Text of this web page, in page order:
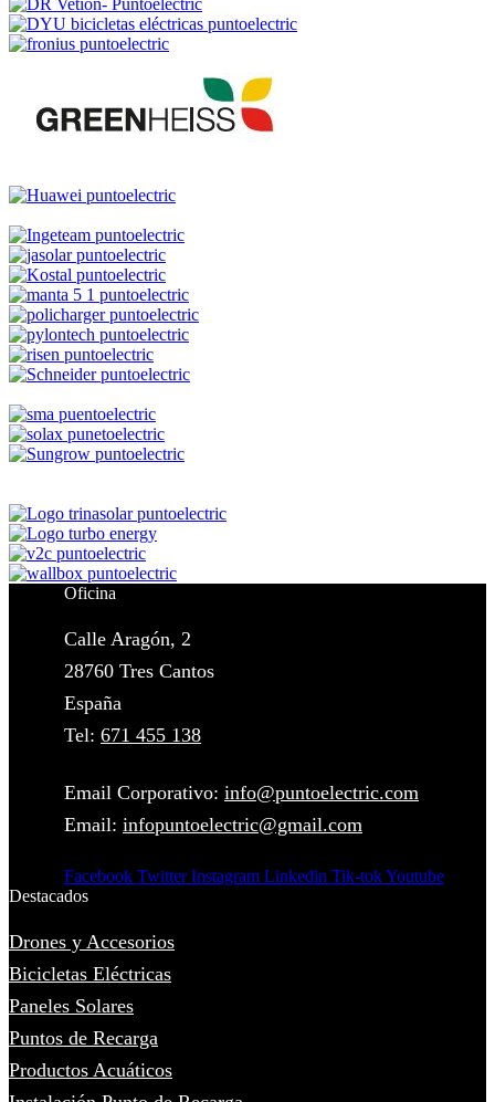
Oficina
Calle Aragón, 2
28760 Tres Cantos
España
Tel: 671 455 138
Email Corporativo: info@puntoelectric.com
Email: infopuntoelectric@gmail.com
Facebook Twitter Instagram Linkedin Tik-tokYoutube
Destacados
Drones y Accesorios
Bicicletas Eléctricas
Paneles Solares
Puntos de Recarga
Productos Acuáticos